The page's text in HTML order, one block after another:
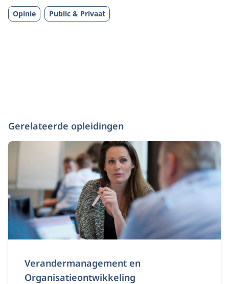
Opinie Public & Privaat
Gerelateerde opleidingen
Verandermanagement en
Organisatieontwikkeling